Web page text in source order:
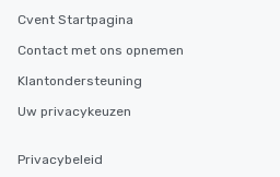
Cvent Startpagina
Contact met ons opnemen
Klantondersteuning
Uw privacykeuzen
Privacybeleid